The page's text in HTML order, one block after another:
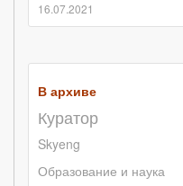
16.07.2021
В архиве
Куратор
Skyeng
Образование и наука